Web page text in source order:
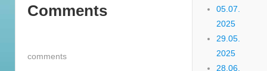
Comments
comments
05.07.
2025
29.05.
2025
28.06.